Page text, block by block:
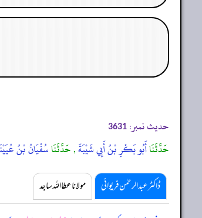
حدیث نمبر: 3631
حَدَّثَنَاأَبُو بَكْرِ بْنُ أَبِي شَيْبَةَ, حَدَّثَنَاسُفْيَانُ بْنُ
ڈاکٹر عبدالرحمٰن فریوائی مولانا عطا اللہ ساجد